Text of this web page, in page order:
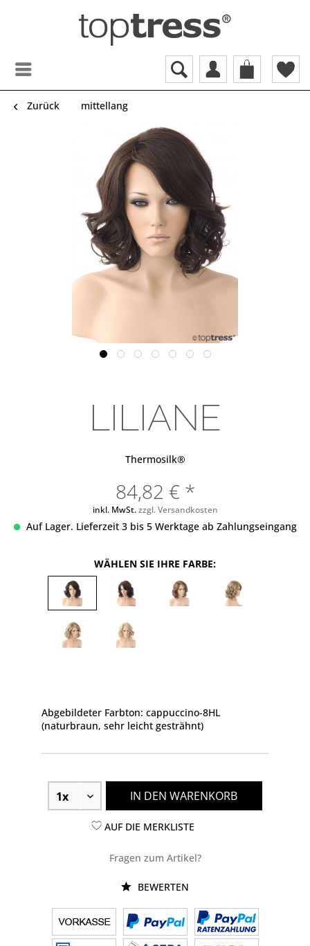
Zurück mittellang
LILIANE
Thermosilk®
84,82 € *
inkl. MwSt.zzgl. Versandkosten
Auf Lager. Lieferzeit 3 bis 5 Werktage ab Zahlungseingang
WÄHLEN SIE IHRE FARBE:
Abgebildeter Farbton: cappuccino-8HL
(naturbraun, sehr leicht gesträhnt)
IN DEN WARENKORB
AUF DIE MERKLISTE
Fragen zum Artikel?
BEWERTEN